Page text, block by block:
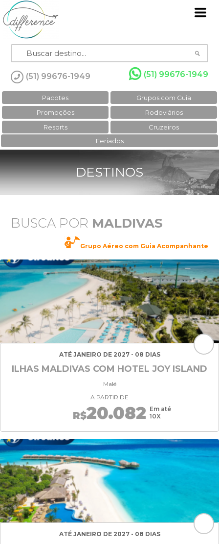
(51) 99676-1949 (51) 99676-1949
Pacotes
Grupos com Guia
Promoções
Rodoviários
Resorts
Cruzeiros
Feriados
DESTINOS
BUSCA POR MALDIVAS
Grupo Aéreo com Guia Acompanhante
ATÉ JANEIRO DE 2027 - 08 DIAS
ILHAS MALDIVAS COM HOTEL JOY ISLAND
Malé
A PARTIR DE
R$20.082 Em até
10X
ATÉ JANEIRO DE 2027 - 08 DIAS